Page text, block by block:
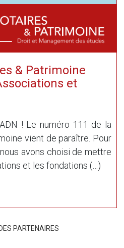
& Patrimoine
et
! Le numéro 111 de la
vient de paraître. Pour
avons choisi de mettre
et les fondations (…)
PARTENAIRES